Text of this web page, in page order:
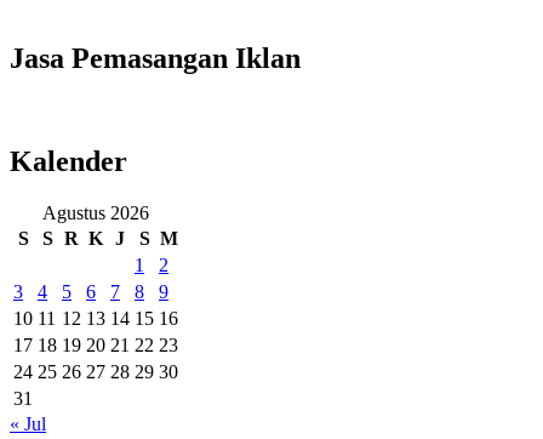
Jasa Pemasangan Iklan
Kalender
Agustus 2026
S
S R K J S M
1
2
3
4 5 6 7 8
9
10 11 12 13 14 15 16
17 18 19 20 21 22 23
24 25 26 27 28 29 30
31
« Jul